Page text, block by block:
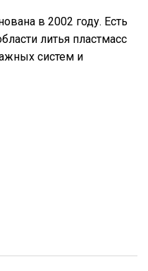
в 2002 году. Есть
литья пластмасс
систем и